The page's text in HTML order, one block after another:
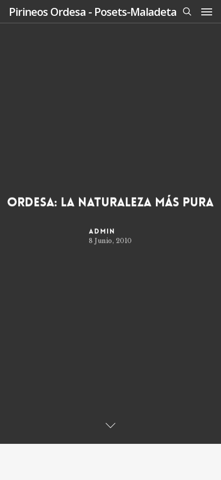
SkipPirineos Ordesa - Posets-Maladeta
search
Ordesa: la naturaleza más pura
admin
8 Junio, 2010